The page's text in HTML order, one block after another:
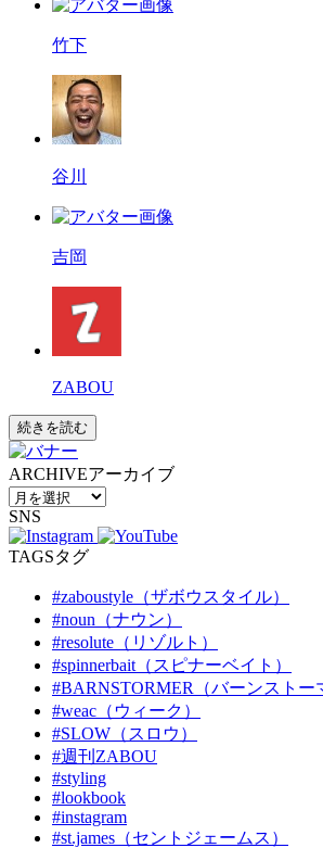
竹下
谷川
吉岡
ZABOU
続きを読む
ARCHIVEアーカイブ
SNS
TAGSタグ
#zaboustyle（ザボウスタイル）
#noun（ナウン）
#resolute（リゾルト）
#spinnerbait（スピナーベイト）
#BARNSTORMER（バーンストー
#weac（ウィーク）
#SLOW（スロウ）
#週刊ZABOU
#styling
#lookbook
#instagram
#st.james（セントジェームス）